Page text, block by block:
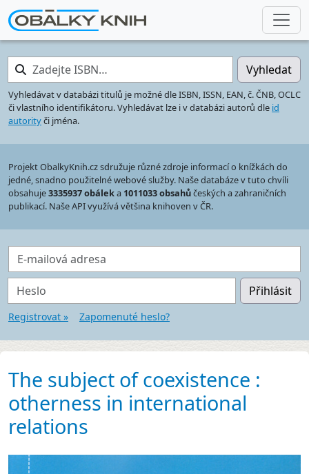
Zadejte ISBN… Vyhledat
Vyhledávat v databázi titulů je možné dle ISBN, ISSN, EAN, č. ČNB, OCLC
či vlastního identifikátoru. Vyhledávat lze i v databázi autorů dle id
autorityči jména.
Projekt ObalkyKnih.cz sdružuje různé zdroje informací o knížkách do
jedné, snadno použitelné webové služby. Naše databáze v tuto chvíli
obsahuje3335937 obáleka 1011033 obsahůčeských a zahraničních
publikací. Naše API využívá většina knihoven v ČR.
E-mailová adresa
Heslo Přihlásit
Registrovat » Zapomenuté heslo?
The subject of coexistence :
otherness in international
relations